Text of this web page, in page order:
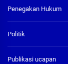
Penegakan Hukum
Politik
Publikasi ucapan